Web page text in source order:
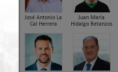
José Antonio La
Cal Herrera
Juan María
Hidalgo Betanzos